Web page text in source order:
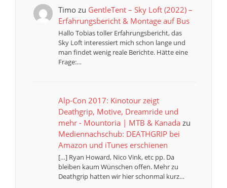
Timozu GentleTent – Sky Loft (2022) –
Erfahrungsbericht & Montage auf Bus
Hallo Tobias toller Erfahrungsbericht, das
Sky Loft interessiert mich schon lange und
man findet wenig reale Berichte. Hätte eine
Frage:…
Alp-Con 2017: Kinotour zeigt
Deathgrip, Motive, Dreamride und
mehr - Mountoria | MTB & Kanadazu
Mediennachschub: DEATHGRIP bei
Amazon und iTunes erschienen
[…] Ryan Howard, Nico Vink, etc pp. Da
bleiben kaum Wünschen offen. Mehr zu
Deathgrip hatten wir hier schonmal kurz…